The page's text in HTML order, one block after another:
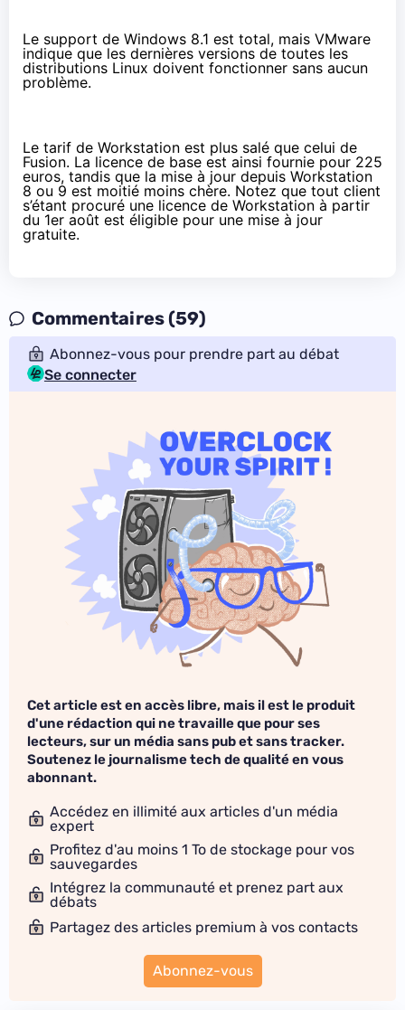
Le support de Windows 8.1 est total, mais VMware
indique que les dernières versions de toutes les
distributions Linux doivent fonctionner sans aucun
problème.
Le tarif de Workstation est plus salé que celui de
Fusion. La licence de base est ainsi fournie pour 225
euros, tandis que la mise à jour depuis Workstation
8 ou 9 est moitié moins chère. Notez que tout client
s’étant procuré une licence de Workstation à partir
du 1er août est éligible pour une mise à jour
gratuite.
Commentaires (59)
Abonnez-vous pour prendre part au débat
Se connecter
Cet article est en accès libre, mais il est le produit
d'une rédaction qui ne travaille que pour ses
lecteurs, sur un média sans pub et sans tracker.
Soutenez le journalisme tech de qualité en vous
abonnant.
Accédez en illimité aux articles d'un média
expert
Profitez d'au moins 1 To de stockage pour vos
sauvegardes
Intégrez la communauté et prenez part aux
débats
Partagez des articles premium à vos contacts
Abonnez-vous